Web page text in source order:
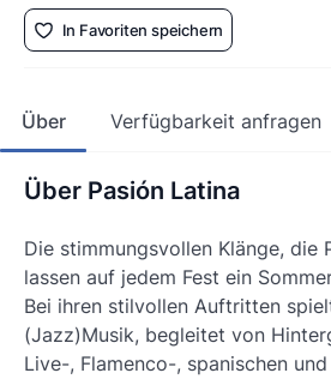
In Favoriten speichern
Über Verfügbarkeit anfragen
Über Pasión Latina
Die stimmungsvollen Klänge, die
lassen auf jedem Fest ein
Bei ihren stilvollen Auftritten
(Jazz)Musik, begleitet von
Live-, Flamenco-, spanischen